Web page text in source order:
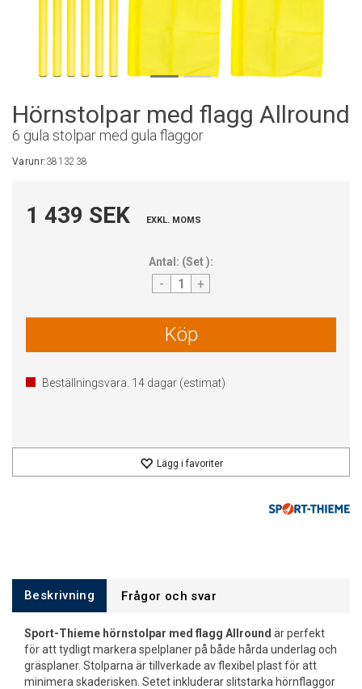
Hörnstolpar med flagg Allround
6 gula stolpar med gula flaggor
Varunr:3813238
1 439 SEK EXKL. MOMS
Antal: (Set):
- +
Köp
Beställningsvara. 14 dagar (estimat)
Lägg i favoriter
Beskrivning Frågor och svar
Sport-Thieme hörnstolpar med flagg Allround är perfekt
för att tydligt markera spelplaner på både hårda underlag och
gräsplaner. Stolparna är tillverkade av flexibel plast för att
minimera skaderisken. Setet inkluderar slitstarka hörnflaggor